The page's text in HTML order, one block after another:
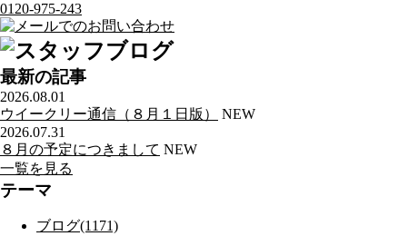
0120-975-243
最新の記事
2026.08.01
ウイークリー通信（８月１日版）
NEW
2026.07.31
８月の予定につきまして NEW
一覧を見る
テーマ
ブログ(1171)